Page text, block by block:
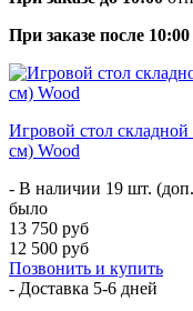
При заказе после 10:00
Игровой стол
cм) Wood
- В наличии 19 шт.
было
13 750 руб
12 500 руб
Позвонить и купить
- Доставка 5-6 дней